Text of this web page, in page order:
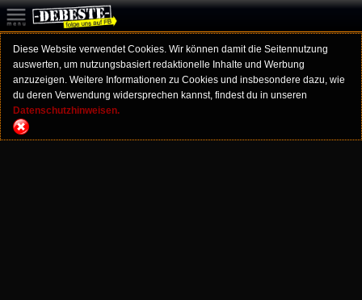
Diese Website verwendet Cookies. Wir können damit die Seitennutzung
auswerten, um nutzungsbasiert redaktionelle Inhalte und Werbung
anzuzeigen. Weitere Informationen zu Cookies und insbesondere dazu, wie
du deren Verwendung widersprechen kannst, findest du in unseren
Datenschutzhinweisen.